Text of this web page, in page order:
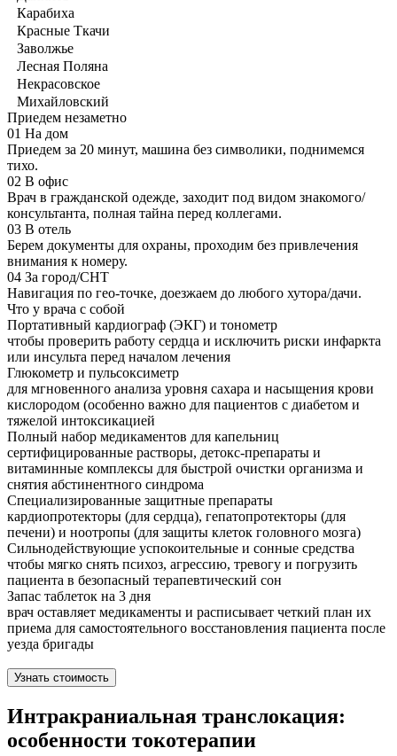
Карабиха
Красные Ткачи
Заволжье
Лесная Поляна
Некрасовское
Михайловский
Приедем незаметно
01 На дом
Приедем за 20 минут, машина без символики, поднимемся
тихо.
02 В офис
Врач в гражданской одежде, заходит под видом знакомого/
консультанта, полная тайна перед коллегами.
03 В отель
Берем документы для охраны, проходим без привлечения
внимания к номеру.
04 За город/СНТ
Навигация по гео-точке, доезжаем до любого хутора/дачи.
Что у врача с собой
Портативный кардиограф (ЭКГ) и тонометр
чтобы проверить работу сердца и исключить риски инфаркта
или инсульта перед началом лечения
Глюкометр и пульсоксиметр
для мгновенного анализа уровня сахара и насыщения крови
кислородом (особенно важно для пациентов с диабетом и
тяжелой интоксикацией
Полный набор медикаментов для капельниц
сертифицированные растворы, детокс-препараты и
витаминные комплексы для быстрой очистки организма и
снятия абстинентного синдрома
Специализированные защитные препараты
кардиопротекторы (для сердца), гепатопротекторы (для
печени) и ноотропы (для защиты клеток головного мозга)
Сильнодействующие успокоительные и сонные средства
чтобы мягко снять психоз, агрессию, тревогу и погрузить
пациента в безопасный терапевтический сон
Запас таблеток на 3 дня
врач оставляет медикаменты и расписывает четкий план их
приема для самостоятельного восстановления пациента после
уезда бригады
Узнать стоимость
Интракраниальная транслокация:
особенности токотерапии